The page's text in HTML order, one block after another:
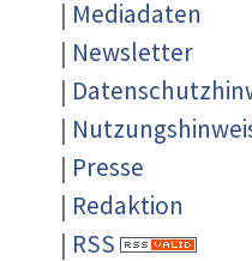
| Mediadaten
| Newsletter
|
|
| Presse
| Redaktion
| RSS